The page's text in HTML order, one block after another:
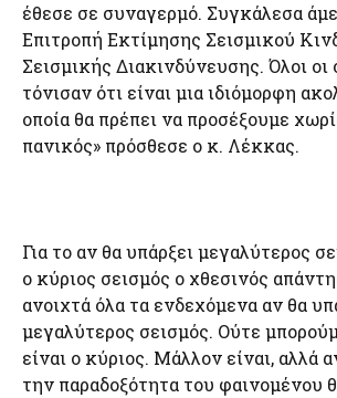
έθεσε σε συναγερμό. Συγκάλεσα
Επιτροπή Εκτίμησης Σεισμικού
Σεισμικής Διακινδύνευσης. Όλοι οι
τόνισαν ότι είναι μια ιδιόμορφη
οποία θα πρέπει να προσέξουμε
πανικός» πρόσθεσε ο κ. Λέκκας.
Για το αν θα υπάρξει μεγαλύτερος
ο κύριος σεισμός ο χθεσινός
ανοιχτά όλα τα ενδεχόμενα αν θα
μεγαλύτερος σεισμός. Ούτε
είναι ο κύριος. Μάλλον είναι, αλλά
την παραδοξότητα του φαινομένου